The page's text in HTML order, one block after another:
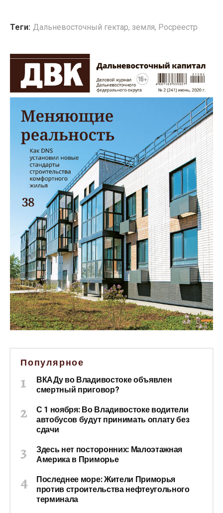
Теги: Дальневосточный гектар, земля, Росреестр
Популярное
ВКАДу во Владивостоке объявлен
смертный приговор?
С 1 ноября: Во Владивостоке водители
автобусов будут принимать оплату без
сдачи
Здесь нет посторонних: Малоэтажная
Америка в Приморье
Последнее море: Жители Приморья
против строительства нефтеугольного
терминала